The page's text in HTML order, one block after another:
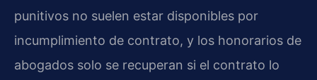
punitivos no suelen estar disponibles por
incumplimiento de contrato, y los honorarios de
abogados solo se recuperan si el contrato lo